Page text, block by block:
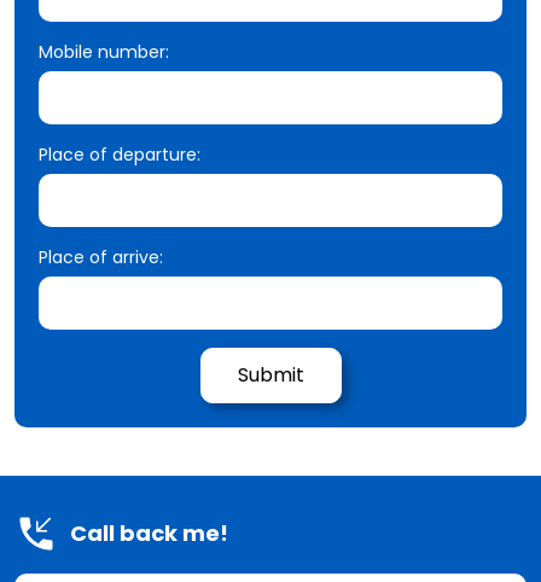
Mobile number:
Place of departure:
Place of arrive:
Call back me!